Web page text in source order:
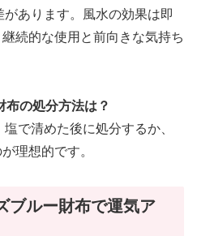
あります。風水の効果は即
続的な使用と前向きな気持ち
布の処分方法は？
で清めた後に処分するか、
理想的です。
ブルー財布で運気ア